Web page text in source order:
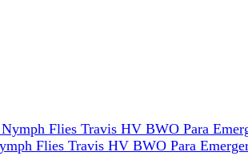
Flies Travis HV BWO Para